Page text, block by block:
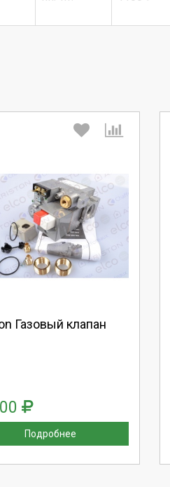
Газовый клапан
Подробнее
количество: